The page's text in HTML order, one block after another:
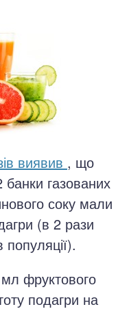
виявив , що
газованих
соку мали
(в 2 рази
фруктового
подагри на